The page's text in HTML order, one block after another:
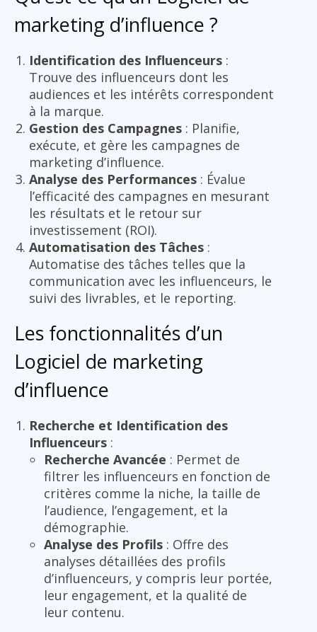
marketing d’influence ?
Identification des Influenceurs :
Trouve des influenceurs dont les
audiences et les intérêts correspondent
à la marque.
Gestion des Campagnes : Planifie,
exécute, et gère les campagnes de
marketing d’influence.
Analyse des Performances : Évalue
l’efficacité des campagnes en mesurant
les résultats et le retour sur
investissement (ROI).
Automatisation des Tâches :
Automatise des tâches telles que la
communication avec les influenceurs, le
suivi des livrables, et le reporting.
Les fonctionnalités d’un
Logiciel de marketing
d’influence
Recherche et Identification des
Influenceurs :
Recherche Avancée : Permet de
filtrer les influenceurs en fonction de
critères comme la niche, la taille de
l’audience, l’engagement, et la
démographie.
Analyse des Profils : Offre des
analyses détaillées des profils
d’influenceurs, y compris leur portée,
leur engagement, et la qualité de
leur contenu.